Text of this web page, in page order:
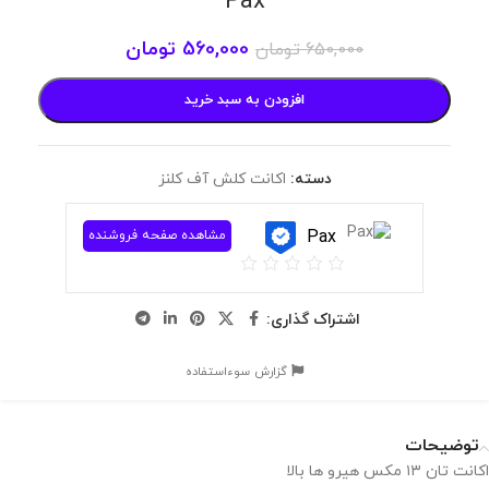
650,000 تومان 560,000 تومان
افزودن به سبد خرید
دسته: اکانت کلش آف کلنز
Pax مشاهده صفحه فروشنده
اشتراک گذاری:
گزارش سوءاستفاده
توضیحات
اکانت تان ۱۳ مکس هیرو ها بالا